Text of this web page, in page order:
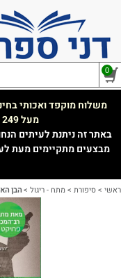
0
משלוח מוקפד ואכותי
מעל 249
באתר זה ניתנת לעיתים
מבצעים מתקיימים מעת
ראשי >סיפורת >מתח - ריגול >הבן